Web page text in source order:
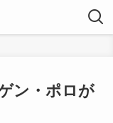
ン・ポロが